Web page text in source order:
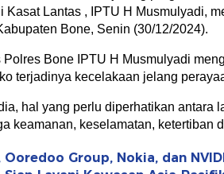
Kasat Lantas , IPTU H Musmulyadi,
Bone, Senin (30/12/2024).
Polres Bone IPTU H Musmulyadi
terjadinya kecelakaan jelang
hal yang perlu diperhatikan antara
keamanan, keselamatan, ketertiban
Ooredoo Group, Nokia, dan